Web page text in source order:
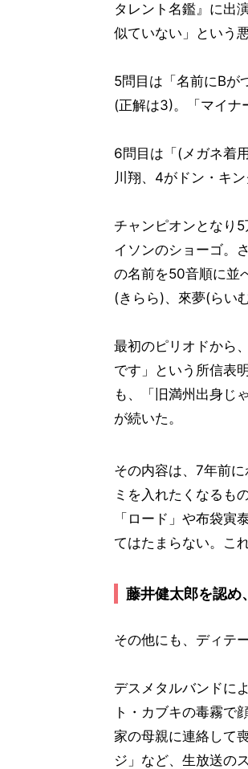
タレント名鑑』に出
似ていない」という
5問目は「名前にBが
(正解は3)。「マイナ
6問目は「(メガネ着
川翔、4がドン・キ
チャンピオンとなり
イソンのショーゴ。
の名前を50音順に並
(きらら)、來夢(らい
最初のピリオドから
です」という所信表
も、「旧満州出身じ
が続いた。
その内容は、7年前
ミを入れたくなるも
「ロード」や布袋
てはたまらない。こ
藤井健太郎を認め
その他にも、ディテ
デスメタルバンドに
ト・カブキの毒霧で
家の母親に連絡して
ジ」など、生放送の